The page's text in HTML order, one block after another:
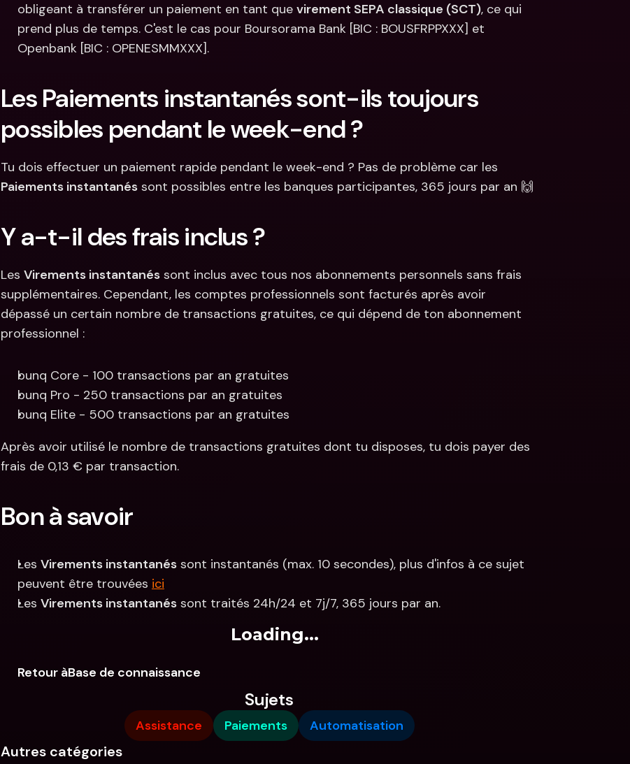
obligeant à transférer un paiement en tant que virement SEPA classique (SCT), ce qui
prend plus de temps. C'est le cas pour Boursorama Bank [BIC : BOUSFRPPXXX] et
Openbank [BIC : OPENESMMXXX].
Les Paiements instantanés sont-ils toujours
possibles pendant le week-end ?
Paiements instantanés sont possibles entre les banques participantes, 365 jours par an 🙌
Y a-t-il des frais inclus ?
Les Virements instantanés sont inclus avec tous nos abonnements personnels sans frais
supplémentaires. Cependant, les comptes professionnels sont facturés après avoir
dépassé un certain nombre de transactions gratuites, ce qui dépend de ton abonnement
professionnel :
bunq Core - 100 transactions par an gratuites
bunq Pro - 250 transactions par an gratuites
bunq Elite - 500 transactions par an gratuites
Après avoir utilisé le nombre de transactions gratuites dont tu disposes, tu dois payer des
frais de 0,13 € par transaction.
Bon à savoir
Les Virements instantanés sont instantanés (max. 10 secondes), plus d'infos à ce sujet
peuvent être trouvées ici
Les Virements instantanés sont traités 24h/24 et 7j/7, 365 jours par an.
Loading...
Retour àBase de connaissance
Sujets
Assistance Paiements Automatisation
Autres catégories